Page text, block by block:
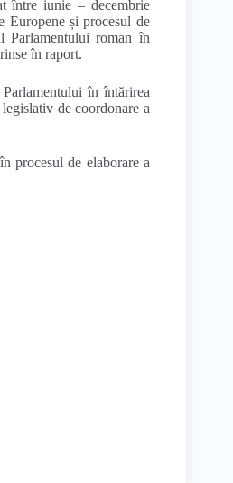
între iunie – decembrie
Europene și procesul de
Parlamentului roman în
în raport.
în întărirea
de coordonare a
procesul de elaborare a